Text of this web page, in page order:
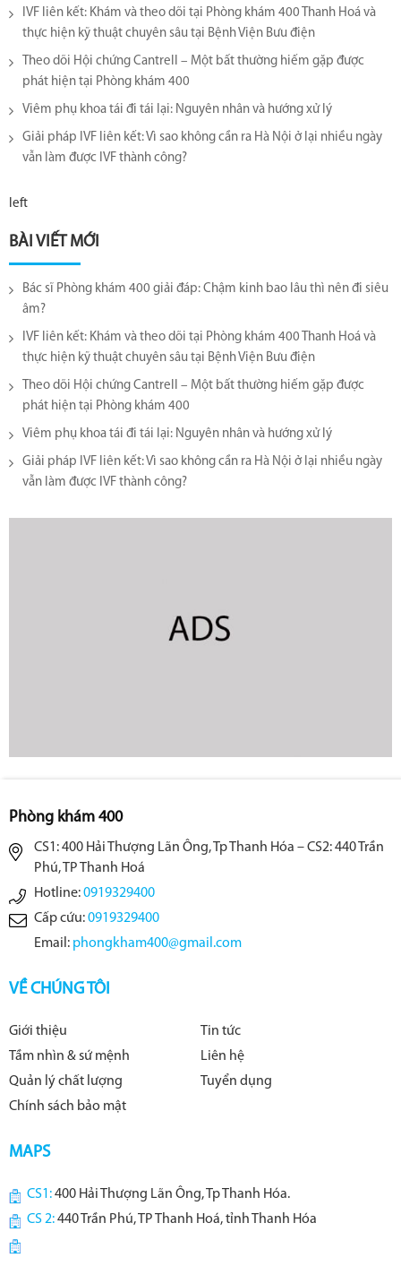
IVF liên kết: Khám và theo dõi tại Phòng khám 400 Thanh Hoá và
thực hiện kỹ thuật chuyên sâu tại Bệnh Viện Bưu điện
Theo dõi Hội chứng Cantrell – Một bất thường hiếm gặp được
phát hiện tại Phòng khám 400
Viêm phụ khoa tái đi tái lại​: Nguyên nhân và hướng xử lý
Giải pháp IVF liên kết: Vì sao không cần ra Hà Nội ở lại nhiều ngày
vẫn làm được IVF thành công?
left
BÀI VIẾT MỚI
Bác sĩ Phòng khám 400 giải đáp: Chậm kinh bao lâu thì nên đi siêu
âm?
IVF liên kết: Khám và theo dõi tại Phòng khám 400 Thanh Hoá và
thực hiện kỹ thuật chuyên sâu tại Bệnh Viện Bưu điện
Theo dõi Hội chứng Cantrell – Một bất thường hiếm gặp được
phát hiện tại Phòng khám 400
Viêm phụ khoa tái đi tái lại​: Nguyên nhân và hướng xử lý
Giải pháp IVF liên kết: Vì sao không cần ra Hà Nội ở lại nhiều ngày
vẫn làm được IVF thành công?
Phòng khám 400
CS1: 400 Hải Thượng Lãn Ông, Tp Thanh Hóa – CS2: 440 Trần
Phú, TP Thanh Hoá
Hotline:0919329400
Cấp cứu:0919329400
Email: phongkham400@gmail.com
VỀ CHÚNG TÔI
Giới thiệu
Tin tức
Tầm nhìn & sứ mệnh
Liên hệ
Quản lý chất lượng
Tuyển dụng
Chính sách bảo mật
MAPS
CS1:400 Hải Thượng Lãn Ông, Tp Thanh Hóa.
CS 2:440 Trần Phú, TP Thanh Hoá, tỉnh Thanh Hóa